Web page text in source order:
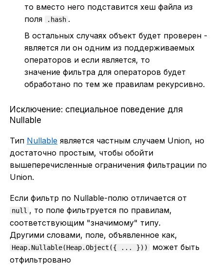
то вместо него подставится хеш файла из
поля
.hash .
В остальных случаях объект будет проверен -
является ли он одним из поддерживаемых
операторов и если является, то
значение фильтра для операторов будет
обработано по тем же правилам рекурсивно.
Исключение: специальное поведение для
Nullable
Тип Nullable является частным случаем Union, но
достаточно простым, чтобы обойти
вышеперечисленные ограничения фильтрации по
Union.
Если фильтр по Nullable-полю отличается от
null , то поле фильтруется по правилам,
соответствующим "значимому" типу.
Другими словами, поле, объявленное как,
Heap.Nullable(Heap.Object({ ... }))
может быть
отфильтровано